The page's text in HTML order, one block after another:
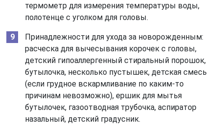
термометр для измерения температуры воды,
полотенце с уголком для головы.
Принадлежности для ухода за новорожденным:
расческа для вычесывания корочек с головы,
детский гипоаллергенный стиральный порошок,
бутылочка, несколько пустышек, детская смесь
(если грудное вскармливание по каким-то
причинам невозможно), ершик для мытья
бутылочек, газоотводная трубочка, аспиратор
назальный, детский градусник.